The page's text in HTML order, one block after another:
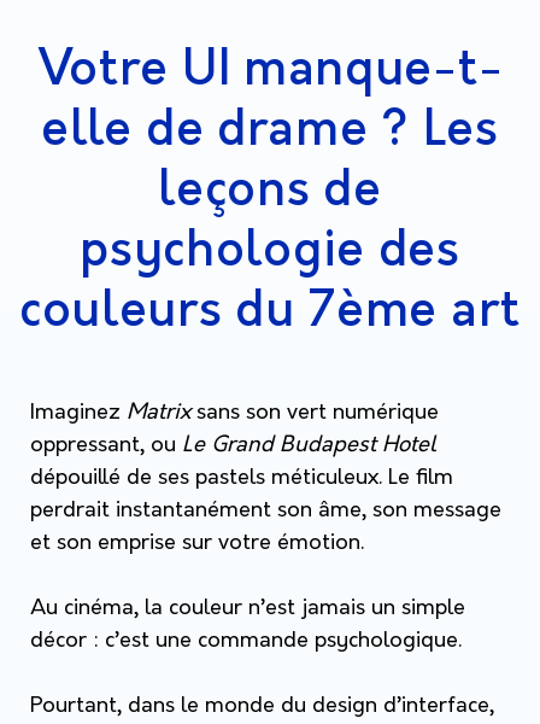
Votre UI manque-t-
elle de drame ? Les
leçons de
psychologie des
couleurs du 7ème art
Imaginez Matrixsans son vert numérique
oppressant, ou Le Grand Budapest Hotel
dépouillé de ses pastels méticuleux. Le film
perdrait instantanément son âme, son message
et son emprise sur votre émotion.
Au cinéma, la couleur n’est jamais un simple
décor : c’est une commande psychologique.
Pourtant, dans le monde du design d’interface,